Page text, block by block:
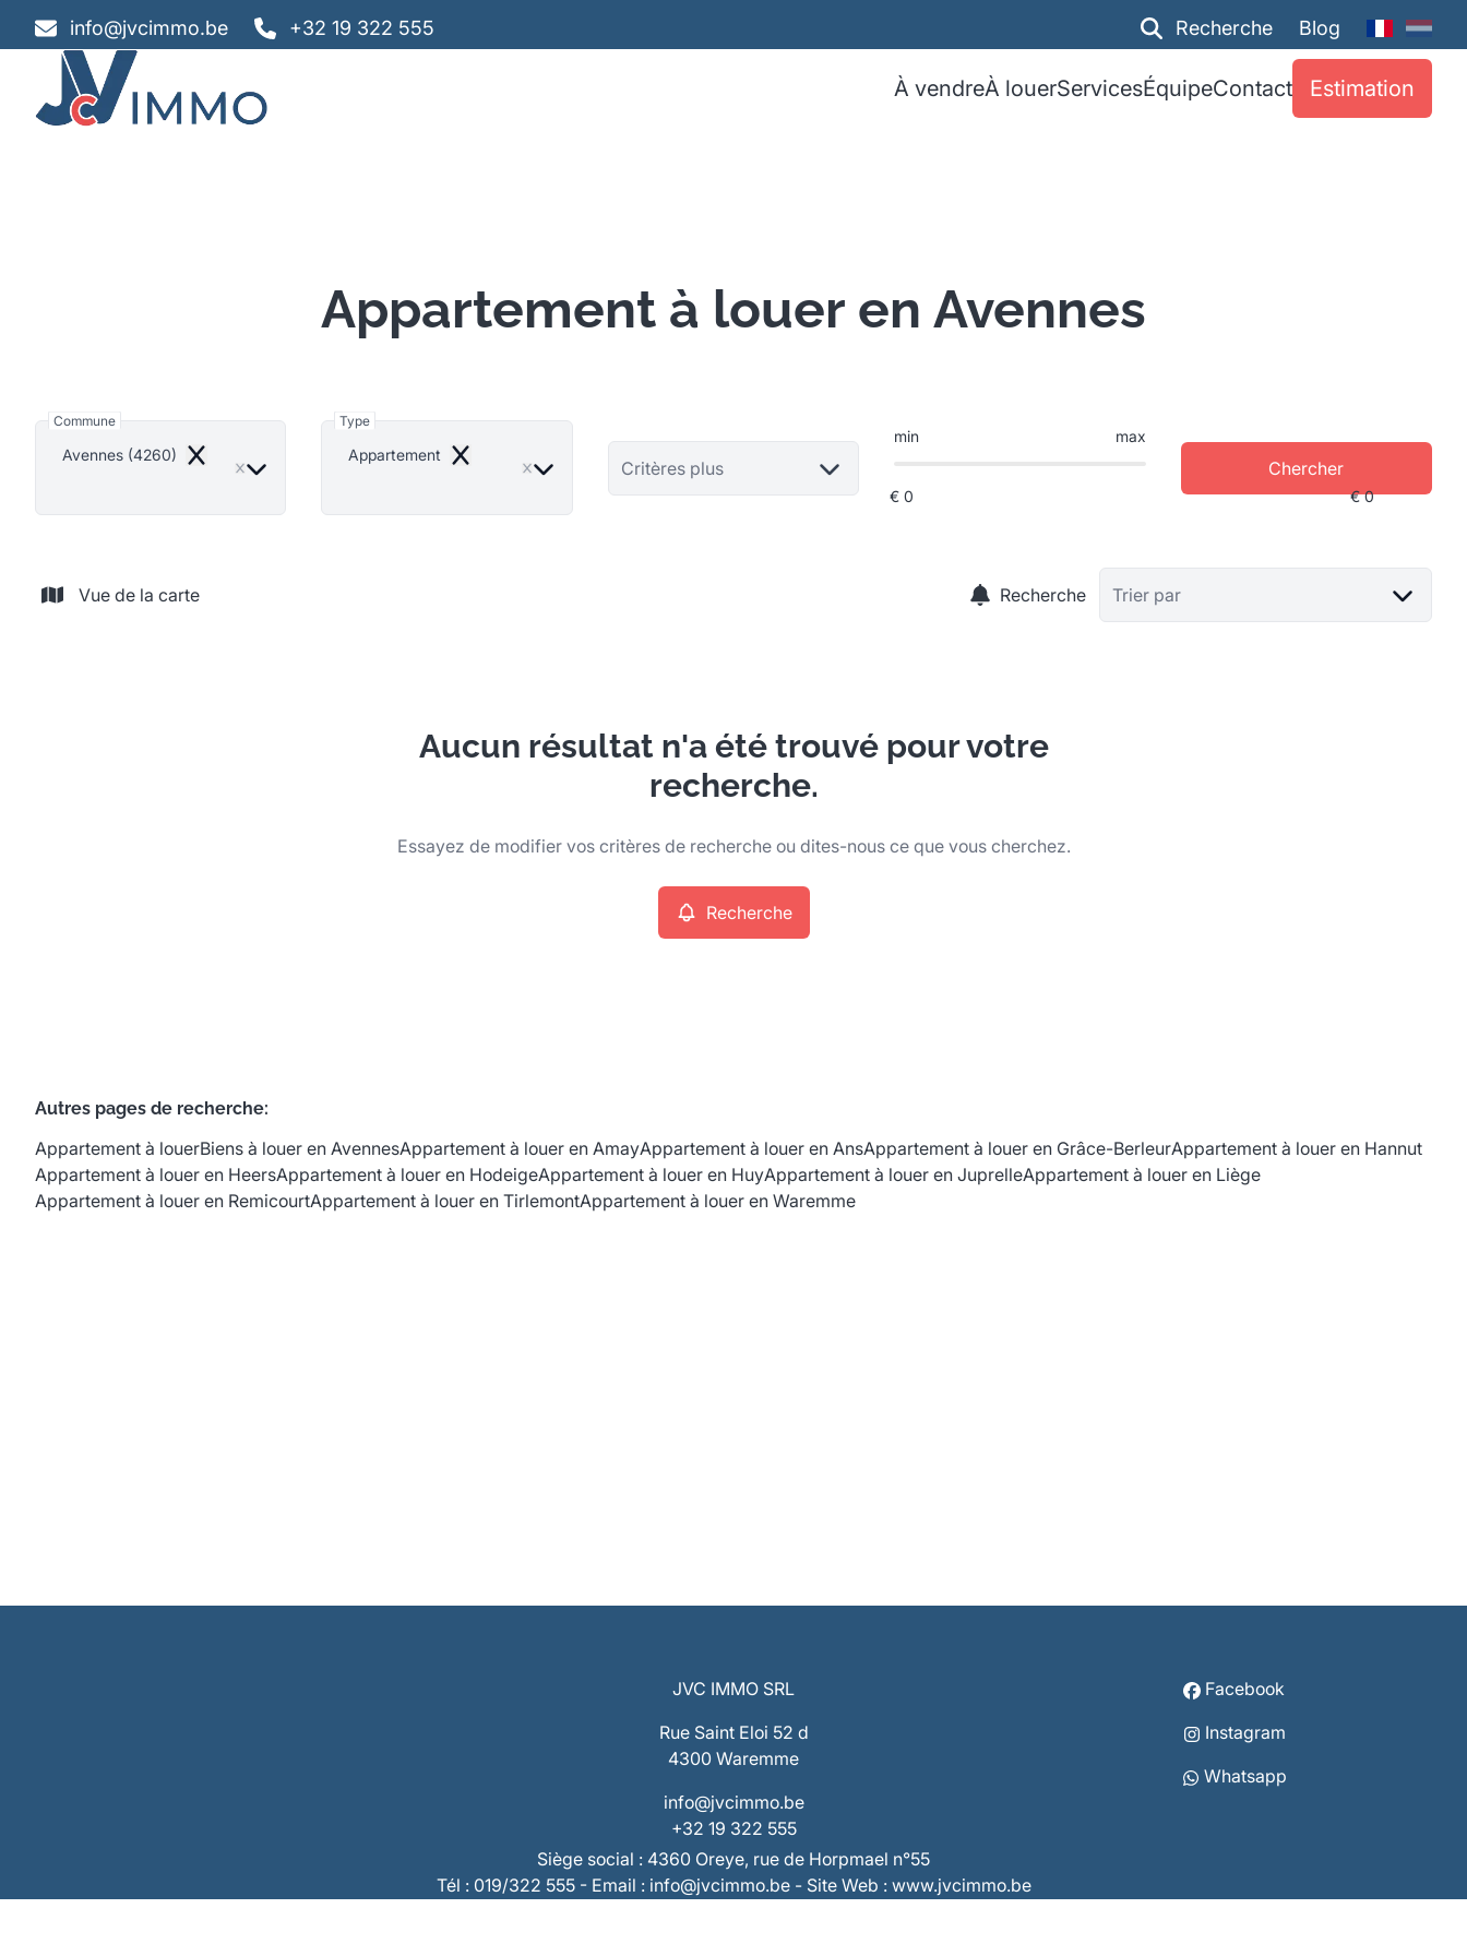
info@jvcimmo.be +32 19 322 555 Recherche Blog
À vendreÀ louerServicesÉquipeContact Estimation
Appartement à louer en Avennes
Commune
Avennes (4260)
Remove
Type
Appartement
Remove Critères plus
min max
Chercher
Vue de la carte Recherche Trier par
Aucun résultat n'a été trouvé pour votre
recherche.
Essayez de modifier vos critères de recherche ou dites-nous ce que vous cherchez.
Recherche
Autres pages de recherche:
Appartement à louerBiens à louer en AvennesAppartement à louer en AmayAppartement à louer en AnsAppartement à louer en Grâce-BerleurAppartement à louer en Hannut
Appartement à louer en HeersAppartement à louer en HodeigeAppartement à louer en HuyAppartement à louer en JuprelleAppartement à louer en Liège
Appartement à louer en RemicourtAppartement à louer en TirlemontAppartement à louer en Waremme
JVC IMMO SRL
Rue Saint Eloi 52 d
4300 Waremme
info@jvcimmo.be
+32 19 322 555
Facebook
Instagram
Whatsapp
Siège social : 4360 Oreye, rue de Horpmael n°55
Tél : 019/322 555 - Email : info@jvcimmo.be - Site Web : www.jvcimmo.be